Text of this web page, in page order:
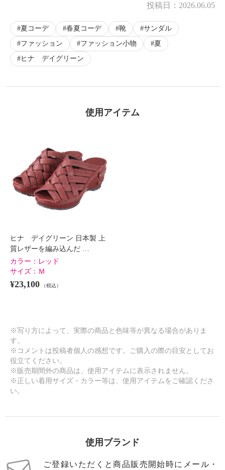
投稿日： 2026.06.05
夏コーデ 春夏コーデ 靴
サンダル
ファッション
ファッション小物
夏
ヒナ デイグリーン
使用アイテム
ヒナ デイグリーン 日本製 上
質レザーを編み込んだ …
カラー： レッド
サイズ： Ｍ
¥23,100 （税込）
※写り方によって、実際の商品と色味等が異なる場合がありま
す。
※コメントは投稿者個人の感想です。ご購入の際の目安としてお
役立てください。
※販売期間外の商品は、使用アイテムに表示されません。
※正しい着用サイズ・カラー等は、使用アイテムをご確認くださ
い。
使用ブランド
ご登録いただくと商品販売開始時にメール・